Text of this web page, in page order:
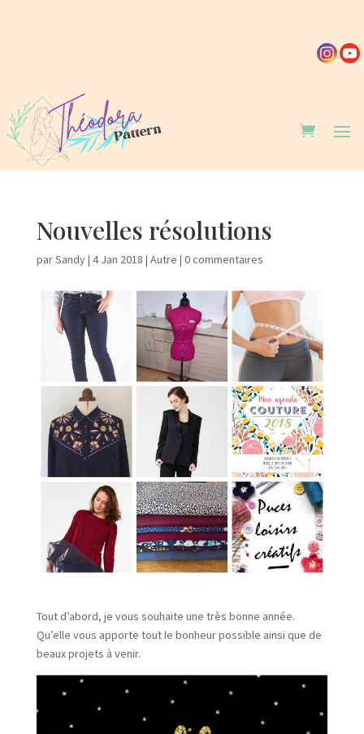
Nouvelles résolutions
parSandy| 4 Jan 2018 | Autre | 0 commentaires
Tout d’abord, je vous souhaite une très bonne année.
Qu’elle vous apporte tout le bonheur possible ainsi que de
beaux projets à venir.